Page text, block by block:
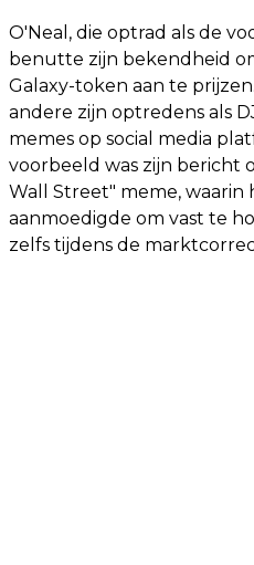
O'Neal, die optrad als de
benutte zijn bekendheid
Galaxy-token aan te
andere zijn optredens als
memes op social media
voorbeeld was zijn bericht
Wall Street" meme, waarin
aanmoedigde om vast te
zelfs tijdens de